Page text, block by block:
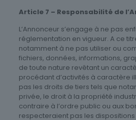
Article 7 – Responsabilité de
L’Annonceur s’engage à ne pas
réglementation en vigueur. A ce
notamment à ne pas utiliser ou
fichiers, données, informations,
de toute nature revêtant un
procédant d’activités à caractère
pas les droits de tiers tels que
privée, le droit à la propriété
contraire à l’ordre public ou aux
respecteraient pas les